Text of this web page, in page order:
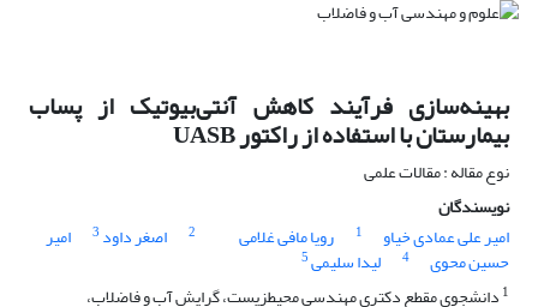
بهینهسازی فرآیند کاهش آنتیبیوتیک­ از پساب
بیمارستان با استفاده از راکتورUASB
نوع مقاله : مقالات علمی
نویسندگان
امیر علی عمادی خیاو
1 رویا مافی غلامی 2 اصغر داود 3 امیر
حسین محوی 4 لیدا سلیمی5
1
دانشجوی مقطع دکتری مهندسی محیط‎زیست، گرایش آب و فاضلاب،